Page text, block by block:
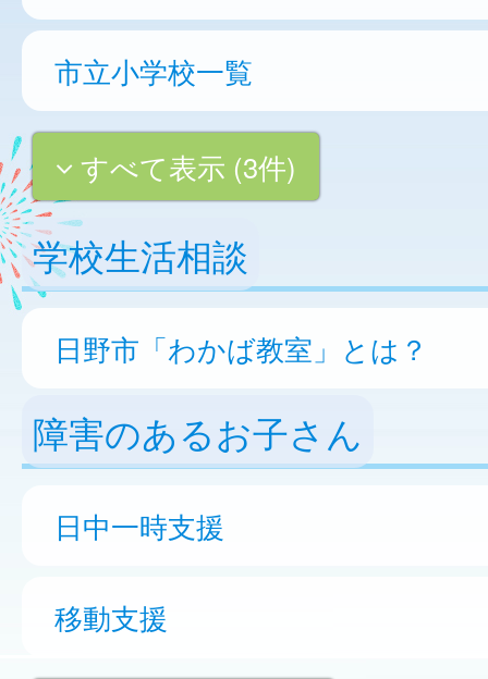
市立小学校一覧
すべて表示 (3件)
学校生活相談
日野市「わかば教室」とは？
障害のあるお子さん
日中一時支援
移動支援